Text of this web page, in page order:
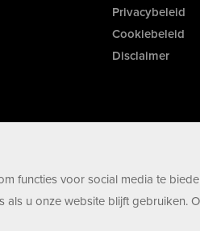
functies voor social media te
u onze website blijft gebruiken.
Privacybeleid
Cookiebeleid
Disclaimer